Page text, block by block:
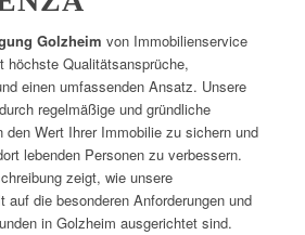
Golzheim von Immobilienservice
höchste Qualitätsansprüche,
einen umfassenden Ansatz. Unsere
regelmäßige und gründliche
den Wert Ihrer Immobilie zu sichern und
lebenden Personen zu verbessern.
zeigt, wie unsere
auf die besonderen Anforderungen und
in Golzheim ausgerichtet sind.